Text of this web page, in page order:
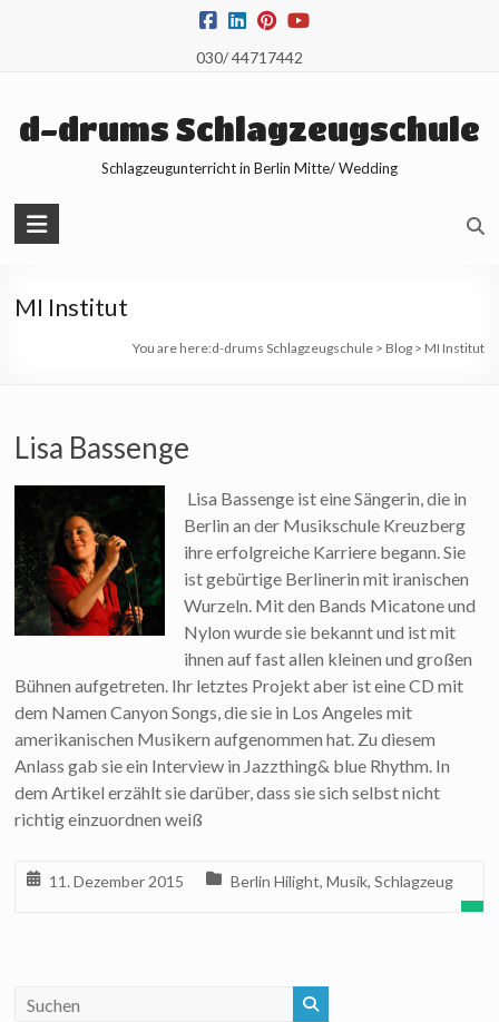
030/ 44717442
d-drums Schlagzeugschule
Schlagzeugunterricht in Berlin Mitte/ Wedding
MI Institut
You are here:d-drums Schlagzeugschule> Blog> MI Institut
Lisa Bassenge
Lisa Bassenge ist eine Sängerin, die in
Berlin an der Musikschule Kreuzberg
ihre erfolgreiche Karriere begann. Sie
ist gebürtige Berlinerin mit iranischen
Wurzeln. Mit den Bands Micatone und
Nylon wurde sie bekannt und ist mit
ihnen auf fast allen kleinen und großen
Bühnen aufgetreten. Ihr letztes Projekt aber ist eine CD mit
dem Namen Canyon Songs, die sie in Los Angeles mit
amerikanischen Musikern aufgenommen hat. Zu diesem
Anlass gab sie ein Interview in Jazzthing& blue Rhythm. In
dem Artikel erzählt sie darüber, dass sie sich selbst nicht
richtig einzuordnen weiß
11. Dezember 2015 Berlin Hilight,Musik,Schlagzeug